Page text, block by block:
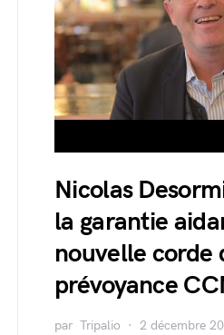
Nicolas
la garantie
nouvelle corde
prévoyance
par Tripalio 2 décembre